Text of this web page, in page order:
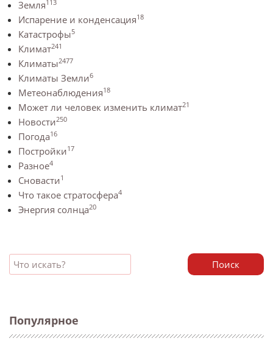
Земля113
Испарение и конденсация18
Катастрофы5
Климат241
Климаты2477
Климаты Земли6
Метеонаблюдения18
Может ли человек изменить климат21
Новости250
Погода16
Постройки17
Разное4
Сновасти1
Что такое стратосфера4
Энергия солнца20
Поиск
Популярное